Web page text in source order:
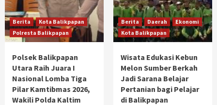
Berita
Kota Balikpapan
Polresta Balikpapan
Polsek Balikpapan
Utara Raih Juara I
Nasional Lomba Tiga
Pilar Kamtibmas 2026,
Wakili Polda Kaltim
Berita Daerah
Ekonomi
Kota Balikpapan
Wisata Edukasi Kebun
Melon Sumber Berkah
Jadi Sarana Belajar
Pertanian bagi Pelajar
di Balikpapan